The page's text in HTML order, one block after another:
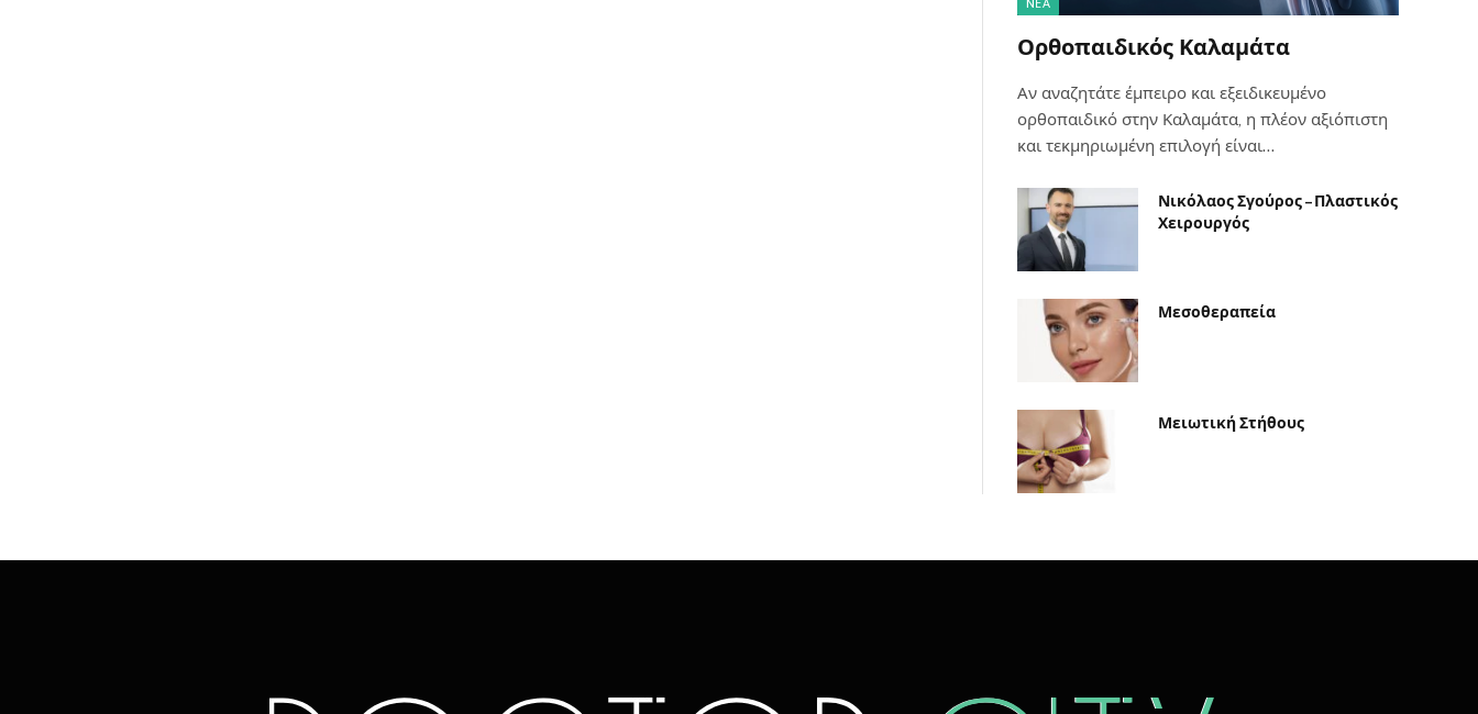
NΈΑ
Ορθοπαιδικός Καλαμάτα
Αν αναζητάτε έμπειρο και εξειδικευμένο
ορθοπαιδικό στην Καλαμάτα, η πλέον αξιόπιστη
και τεκμηριωμένη επιλογή είναι…
Νικόλαος Σγούρος – Πλαστικός
Χειρουργός
Μεσοθεραπεία
Μειωτική Στήθους